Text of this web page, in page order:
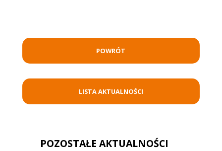
POWRÓT
LISTA AKTUALNOŚCI
POZOSTAŁE AKTUALNOŚCI